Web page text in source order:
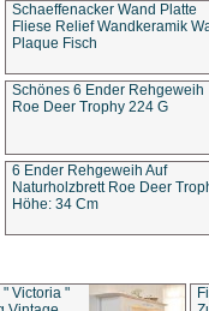
Schaeffenacker Wand Platte
Fliese Relief Wandkeramik
Plaque Fisch
Schönes 6 Ender Rehgeweih
Roe Deer Trophy 224 G
6 Ender Rehgeweih Auf
Naturholzbrett Roe Deer
Höhe: 34 Cm
Victoria "